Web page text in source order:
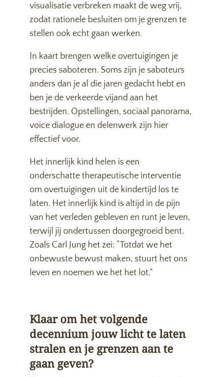
visualisatie verbreken maakt de weg vrij,
zodat rationele besluiten om je grenzen te
stellen ook echt gaan werken.
In kaart brengen welke overtuigingen je
precies saboteren. Soms zijn je saboteurs
anders dan je al die jaren gedacht hebt en
ben je de verkeerde vijand aan het
bestrijden. Opstellingen, sociaal panorama,
voice dialogue en delenwerk zijn hier
effectief voor.
Het innerlijk kind helen is een
onderschatte therapeutische interventie
om overtuigingen uit de kindertijd los te
laten. Het innerlijk kind is altijd in de pijn
van het verleden gebleven en runt je leven,
terwijl jij ondertussen doorgegroeid bent.
Zoals Carl Jung het zei: “Totdat we het
onbewuste bewust maken, stuurt het ons
leven en noemen we het het lot.”
Klaar om het volgende
decennium jouw licht te laten
stralen en je grenzen aan te
gaan geven?